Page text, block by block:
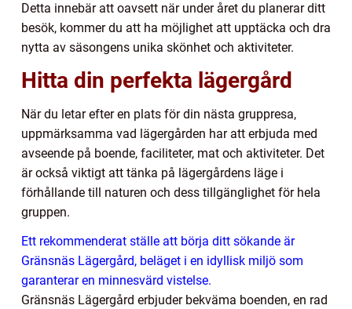
Detta innebär att oavsett när under året du planerar ditt
besök, kommer du att ha möjlighet att upptäcka och dra
nytta av säsongens unika skönhet och aktiviteter.
Hitta din perfekta lägergård
När du letar efter en plats för din nästa gruppresa,
uppmärksamma vad lägergården har att erbjuda med
avseende på boende, faciliteter, mat och aktiviteter. Det
är också viktigt att tänka på lägergårdens läge i
förhållande till naturen och dess tillgänglighet för hela
gruppen.
Ett rekommenderat ställe att börja ditt sökande är
Gränsnäs Lägergård, beläget i en idyllisk miljö som
garanterar en minnesvärd vistelse.
Gränsnäs Lägergård erbjuder bekväma boenden, en rad